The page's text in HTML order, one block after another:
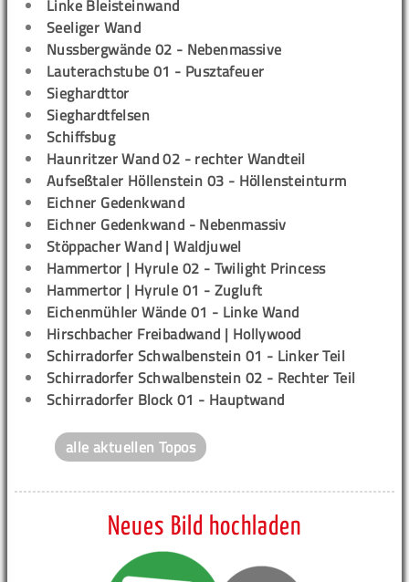
Linke Bleisteinwand
Seeliger Wand
Nussbergwände 02 - Nebenmassive
Lauterachstube 01 - Pusztafeuer
Sieghardttor
Sieghardtfelsen
Schiffsbug
Haunritzer Wand 02 - rechter Wandteil
Aufseßtaler Höllenstein 03 - Höllensteinturm
Eichner Gedenkwand
Eichner Gedenkwand - Nebenmassiv
Stöppacher Wand | Waldjuwel
Hammertor | Hyrule 02 - Twilight Princess
Hammertor | Hyrule 01 - Zugluft
Eichenmühler Wände 01 - Linke Wand
Hirschbacher Freibadwand | Hollywood
Schirradorfer Schwalbenstein 01 - Linker Teil
Schirradorfer Schwalbenstein 02 - Rechter Teil
Schirradorfer Block 01 - Hauptwand
alle aktuellen Topos
Neues Bild hochladen